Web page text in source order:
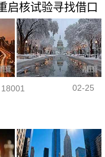
启核试验寻找借口
18001 02-25